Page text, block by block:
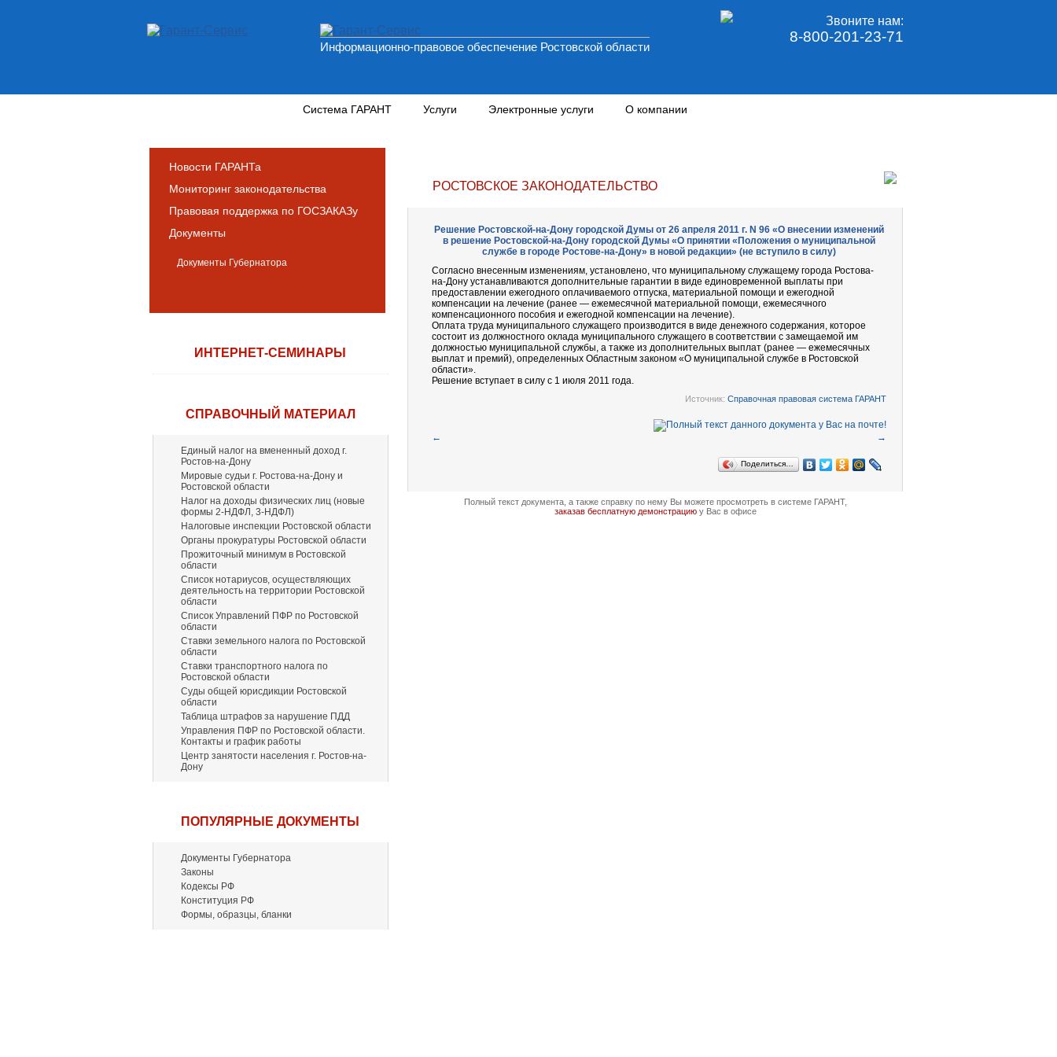
Информационно-правовое обеспечение Ростовской области
Звоните нам:
8-800-201-23-71
Система ГАРАНТ Услуги Электронные услуги О компании
Новости ГАРАНТа
Мониторинг законодательства
Правовая поддержка по ГОСЗАКАЗу
Документы
Документы Губернатора
ИНТЕРНЕТ-СЕМИНАРЫ
СПРАВОЧНЫЙ МАТЕРИАЛ
Единый налог на вмененный доход г.
Ростов-на-Дону
Мировые судьи г. Ростова-на-Дону и
Ростовской области
Налог на доходы физических лиц (новые
формы 2-НДФЛ, 3-НДФЛ)
Налоговые инспекции Ростовской области
Органы прокуратуры Ростовской области
Прожиточный минимум в Ростовской
области
Список нотариусов, осуществляющих
деятельность на территории Ростовской
области
Список Управлений ПФР по Ростовской
области
Ставки земельного налога по Ростовской
области
Ставки транспортного налога по
Ростовской области
Суды общей юрисдикции Ростовской
области
Таблица штрафов за нарушение ПДД
Управления ПФР по Ростовской области.
Контакты и график работы
Центр занятости населения г. Ростов-на-
Дону
ПОПУЛЯРНЫЕ ДОКУМЕНТЫ
Документы Губернатора
Законы
Кодексы РФ
Конституция РФ
Формы, образцы, бланки
РОСТОВСКОЕ ЗАКОНОДАТЕЛЬСТВО
Решение Ростовской-на-Дону городской Думы от 26 апреля 2011 г. N 96 «О внесении изменений
в решение Ростовской-на-Дону городской Думы «О принятии «Положения о муниципальной
службе в городе Ростове-на-Дону» в новой редакции» (не вступило в силу)
Согласно внесенным изменениям, установлено, что муниципальному служащему города Ростова-
на-Дону устанавливаются дополнительные гарантии в виде единовременной выплаты при
предоставлении ежегодного оплачиваемого отпуска, материальной помощи и ежегодной
компенсации на лечение (ранее — ежемесячной материальной помощи, ежемесячного
компенсационного пособия и ежегодной компенсации на лечение).
Оплата труда муниципального служащего производится в виде денежного содержания, которое
состоит из должностного оклада муниципального служащего в соответствии с замещаемой им
должностью муниципальной службы, а также из дополнительных выплат (ранее — ежемесячных
выплат и премий), определенных Областным законом «О муниципальной службе в Ростовской
области».
Решение вступает в силу с 1 июля 2011 года.
Источник: Справочная правовая система ГАРАНТ
← →
Поделиться…
Полный текст документа, а также справку по нему Вы можете просмотреть в системе ГАРАНТ,
заказав бесплатную демонстрациюу Вас в офисе